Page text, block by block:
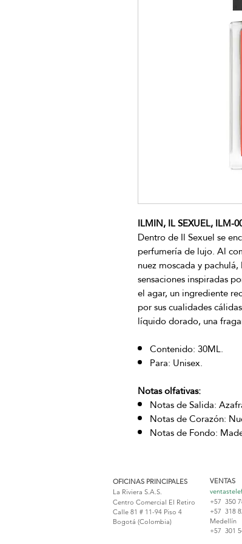
ILMIN, IL SEXUEL, ILM-
Dentro de Il Sexuel se
perfumería de lujo. Al
nuez moscada y
sensaciones inspiradas
el agar, un ingrediente
por sus cualidades
líquido dorado, una
Contenido: 30ML.
Para: Unisex.
Notas olfativas:
Notas de Salida:
Notas de Corazón:
Notas de Fondo:
OFICINAS PRINCIPALES
La Riviera S.A.S.
Centro Comercial El Retiro
Calle 81 # 11-94 Piso 4
Bogotá (Colombia)
VENTAS
+57 350
+57 318
Medellín
+57 301